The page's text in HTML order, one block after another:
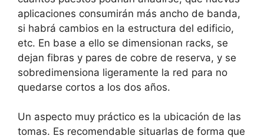
aplicaciones consumirán más ancho de banda,
si habrá cambios en la estructura del edificio,
etc. En base a ello se dimensionan racks, se
dejan fibras y pares de cobre de reserva, y se
sobredimensiona ligeramente la red para no
quedarse cortos a los dos años.
Un aspecto muy práctico es la ubicación de las
tomas. Es recomendable situarlas de forma que